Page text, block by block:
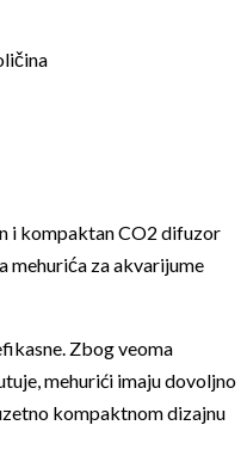
i kompaktan CO2 difuzor
mehurića za akvarijume
Zbog veoma
mehurići imaju dovoljno
kompaktnom dizajnu